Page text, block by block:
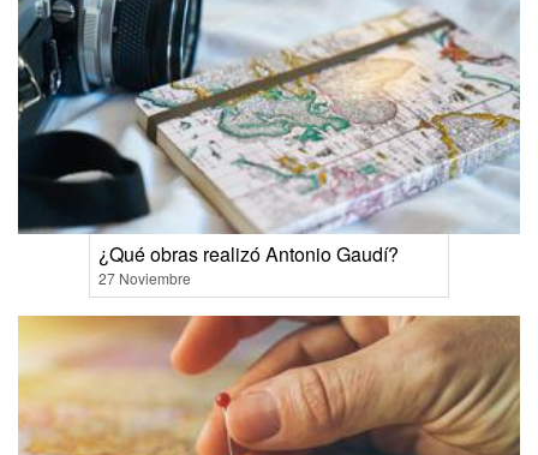
¿Qué obras realizó Antonio Gaudí?
27 Noviembre